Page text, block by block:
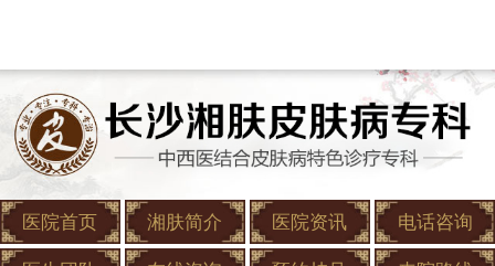
医院首页 湘肤简介 医院资讯 电话咨询